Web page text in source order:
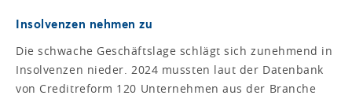
Insolvenzen nehmen zu
Die schwache Geschäftslage schlägt sich zunehmend in
Insolvenzen nieder. 2024 mussten laut der Datenbank
von Creditreform 120 Unternehmen aus der Branche